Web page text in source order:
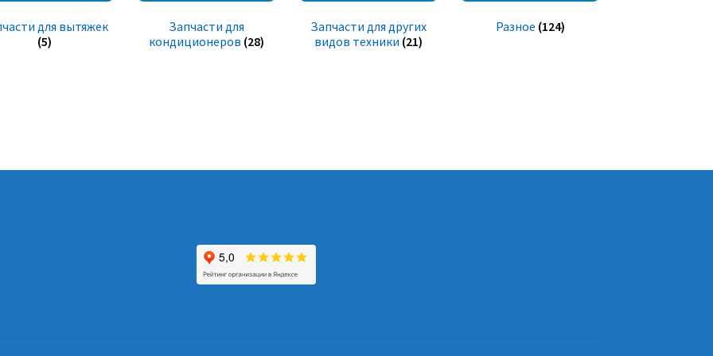
для вытяжек
(5)
Запчасти для
кондиционеров (28)
Запчасти для других
видов техники (21)
Разное (124)